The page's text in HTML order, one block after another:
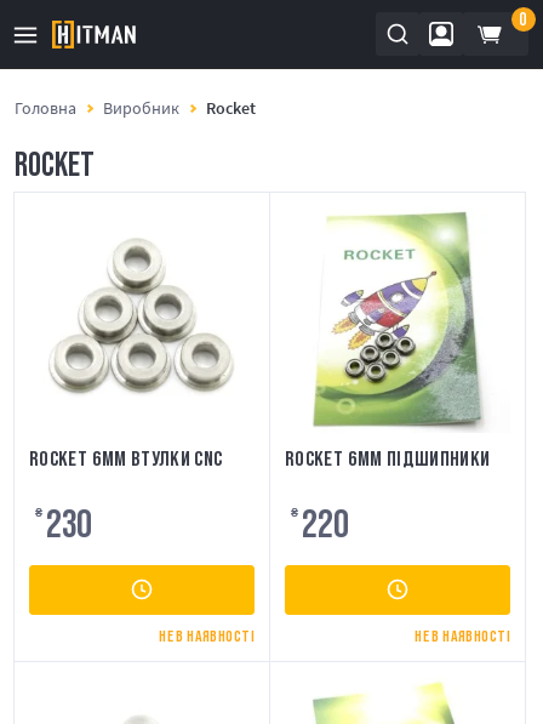
0
Головна Виробник Rocket
ROCKET
ROCKET 6ММ ВТУЛКИ CNC
₴ 230
НЕ В НАЯВНОСТІ
ROCKET 6ММ ПІДШИПНИКИ
₴ 220
НЕ В НАЯВНОСТІ